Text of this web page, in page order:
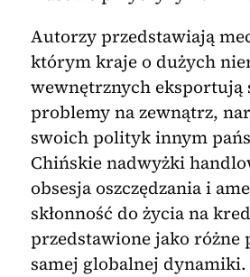
Autorzy przedstawiają
którym kraje o dużych
wewnętrznych eksportują
problemy na zewnątrz,
swoich polityk innym
Chińskie nadwyżki
obsesja oszczędzania i
skłonność do życia na
przedstawione jako różne
samej globalnej dynamiki.